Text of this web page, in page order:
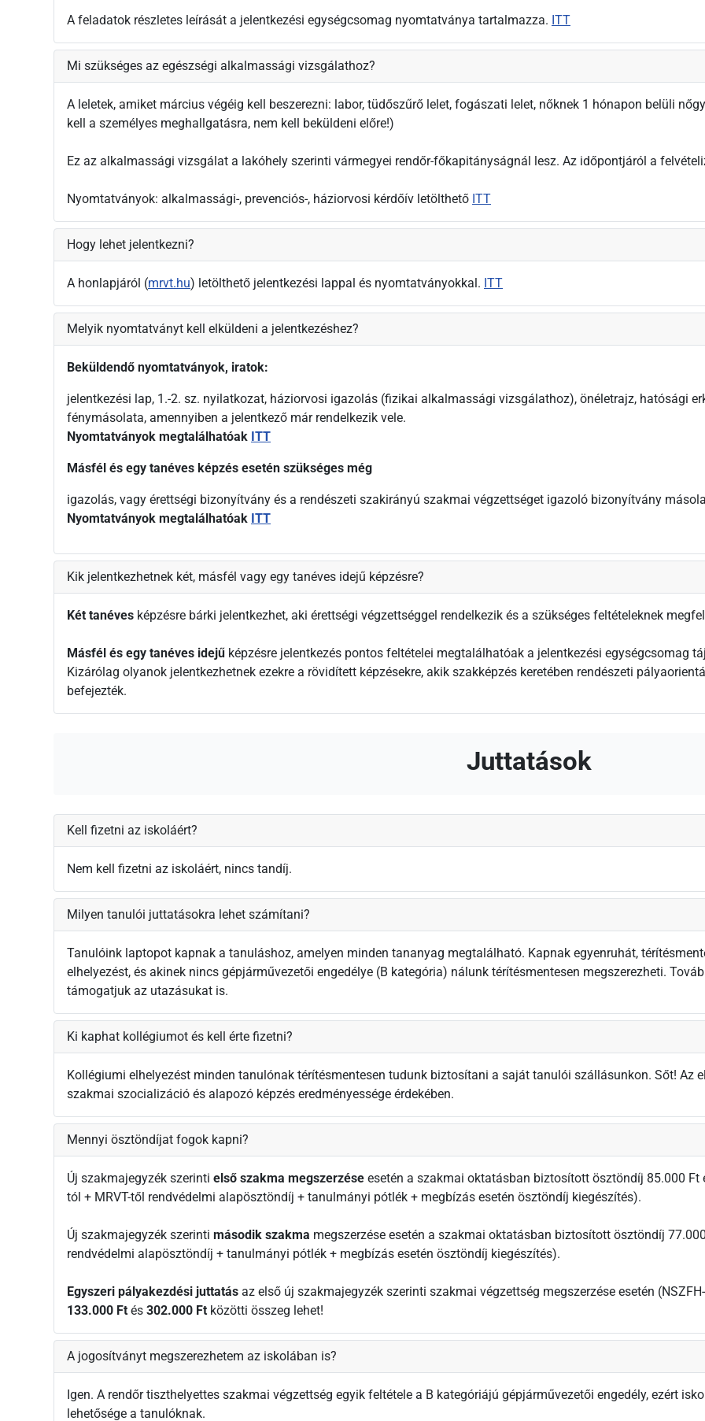
A feladatok részletes leírását a jelentkezési egységcsomag nyomtatványa tartalmazza. ITT
Mi szükséges az egészségi alkalmassági vizsgálathoz?
A leletek, amiket március végéig kell beszerezni: labor, tüdőszűrő lelet, fogászati lelet, nőknek 1 hónapon belüli
kell a személyes meghallgatásra, nem kell beküldeni előre!)
Ez az alkalmassági vizsgálat a lakóhely szerinti vármegyei rendőr-főkapitányságnál lesz. Az időpontjáról a
Nyomtatványok: alkalmassági-, prevenciós-, háziorvosi kérdőív letölthető ITT
Hogy lehet jelentkezni?
A honlapjáról (mrvt.hu) letölthető jelentkezési lappal és nyomtatványokkal. ITT
Melyik nyomtatványt kell elküldeni a jelentkezéshez?
Beküldendő nyomtatványok, iratok:
jelentkezési lap, 1.-2. sz. nyilatkozat, háziorvosi igazolás (fizikai alkalmassági vizsgálathoz), önéletrajz, hatósági
fénymásolata, amennyiben a jelentkező már rendelkezik vele.
Nyomtatványok megtalálhatóak ITT
Másfél és egy tanéves képzés esetén szükséges még
igazolás, vagy érettségi bizonyítvány és a rendészeti szakirányú szakmai végzettséget igazoló bizonyítvány
Nyomtatványok megtalálhatóak ITT
Kik jelentkezhetnek két, másfél vagy egy tanéves idejű képzésre?
Két tanéves képzésre bárki jelentkezhet, aki érettségi végzettséggel rendelkezik és a szükséges feltételeknek
Másfél és egy tanéves idejű képzésre jelentkezés pontos feltételei megtalálhatóak a jelentkezési egységcsomag
Kizárólag olyanok jelentkezhetnek ezekre a rövidített képzésekre, akik szakképzés keretében rendészeti
befejezték.
Juttatások
Kell fizetni az iskoláért?
Nem kell fizetni az iskoláért, nincs tandíj.
Milyen tanulói juttatásokra lehet számítani?
Tanulóink laptopot kapnak a tanuláshoz, amelyen minden tananyag megtalálható. Kapnak egyenruhát,
elhelyezést, és akinek nincs gépjárművezetői engedélye (B kategória) nálunk térítésmentesen megszerezheti.
támogatjuk az utazásukat is.
Ki kaphat kollégiumot és kell érte fizetni?
Kollégiumi elhelyezést minden tanulónak térítésmentesen tudunk biztosítani a saját tanulói szállásunkon. Sőt! Az
szakmai szocializáció és alapozó képzés eredményessége érdekében.
Mennyi ösztöndíjat fogok kapni?
Új szakmajegyzék szerinti első szakma megszerzése esetén a szakmai oktatásban biztosított ösztöndíj 85.000
tól + MRVT-től rendvédelmi alapösztöndíj + tanulmányi pótlék + megbízás esetén ösztöndíj kiegészítés).
Új szakmajegyzék szerinti második szakma megszerzése esetén a szakmai oktatásban biztosított ösztöndíj
rendvédelmi alapösztöndíj + tanulmányi pótlék + megbízás esetén ösztöndíj kiegészítés).
Egyszeri pályakezdési juttatás az első új szakmajegyzék szerinti szakmai végzettség megszerzése esetén
133.000 Ft és 302.000 Ft közötti összeg lehet!
A jogosítványt megszerezhetem az iskolában is?
Igen. A rendőr tiszthelyettes szakmai végzettség egyik feltétele a B kategóriájú gépjárművezetői engedély, ezért
lehetősége a tanulóknak.